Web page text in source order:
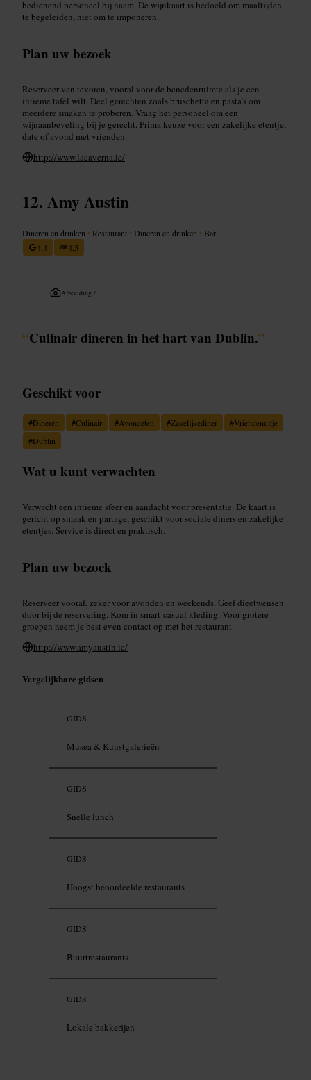
bedienend personeel bij naam. De wijnkaart is bedoeld om maaltijden
te begeleiden, niet om te imponeren.
Plan uw bezoek
Reserveer van tevoren, vooral voor de benedenruimte als je een
intieme tafel wilt. Deel gerechten zoals bruschetta en pasta’s om
meerdere smaken te proberen. Vraag het personeel om een
wijnaanbeveling bij je gerecht. Prima keuze voor een zakelijke etentje,
date of avond met vrienden.
http://www.lacaverna.ie/
Amy Austin
Dineren en drinken • Restaurant • Dineren en drinken • Bar
4,4
4,5
Afbeelding /
“Culinair dineren in het hart van Dublin.”
Geschikt voor
#Dineren #Culinair #Avondeten #Zakelijkediner #Vriendenuitje
#Dublin
Wat u kunt verwachten
Verwacht een intieme sfeer en aandacht voor presentatie. De kaart is
gericht op smaak en partage, geschikt voor sociale diners en zakelijke
etentjes. Service is direct en praktisch.
Plan uw bezoek
Reserveer vooraf, zeker voor avonden en weekends. Geef dieetwensen
door bij de reservering. Kom in smart-casual kleding. Voor grotere
groepen neem je best even contact op met het restaurant.
http://www.amyaustin.ie/
Vergelijkbare gidsen
GIDS
Musea & Kunstgalerieën
GIDS
Snelle lunch
GIDS
Hoogst beoordeelde restaurants
GIDS
Buurtrestaurants
GIDS
Lokale bakkerijen